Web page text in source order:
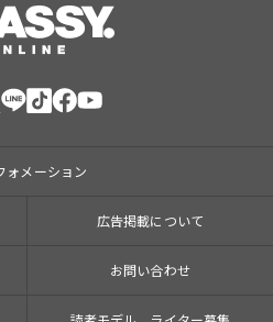
ォメーション
広告掲載について
お問い合わせ